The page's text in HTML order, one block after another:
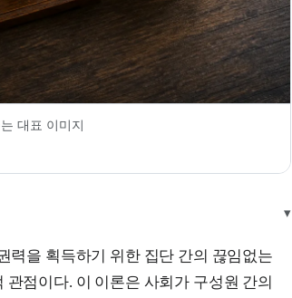
대표 이미지
▾
력을 획득하기 위한 집단 간의 끊임없는
관점이다. 이 이론은 사회가 구성원 간의